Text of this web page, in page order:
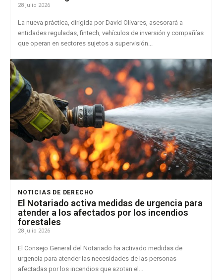
28 julio 2026
La nueva práctica, dirigida por David Olivares, asesorará a
entidades reguladas, fintech, vehículos de inversión y compañías
que operan en sectores sujetos a supervisión...
NOTICIAS DE DERECHO
El Notariado activa medidas de urgencia para
atender a los afectados por los incendios
forestales
28 julio 2026
El Consejo General del Notariado ha activado medidas de
urgencia para atender las necesidades de las personas
afectadas por los incendios que azotan el...